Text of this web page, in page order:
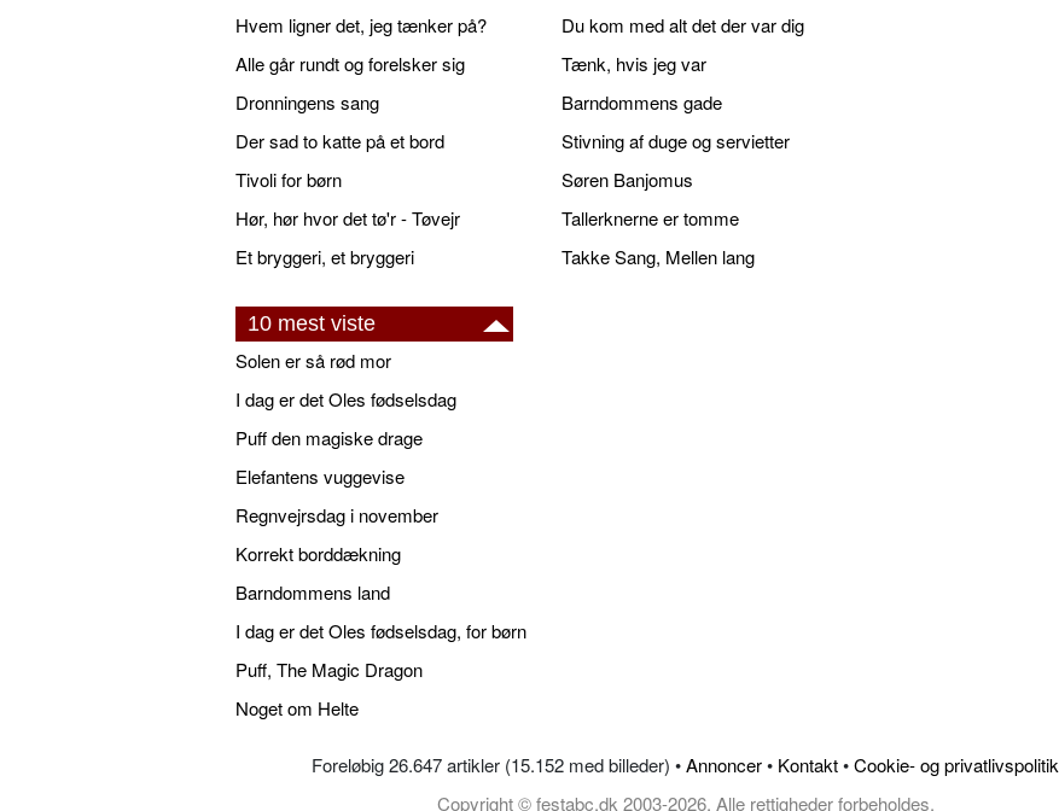
Hvem ligner det, jeg tænker på?
Alle går rundt og forelsker sig
Dronningens sang
Der sad to katte på et bord
Tivoli for børn
Hør, hør hvor det tø'r - Tøvejr
Et bryggeri, et bryggeri
Du kom med alt det der var dig
Tænk, hvis jeg var
Barndommens gade
Stivning af duge og servietter
Søren Banjomus
Tallerknerne er tomme
Takke Sang, Mellen lang
10 mest viste
Solen er så rød mor
I dag er det Oles fødselsdag
Puff den magiske drage
Elefantens vuggevise
Regnvejrsdag i november
Korrekt borddækning
Barndommens land
I dag er det Oles fødselsdag, for børn
Puff, The Magic Dragon
Noget om Helte
Foreløbig 26.647 artikler (15.152 med billeder) •Annoncer• Kontakt•Cookie- og privatlivspolitik
Copyright © festabc.dk 2003-2026, Alle rettigheder forbeholdes.